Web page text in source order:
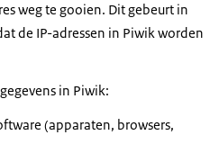
weg te gooien. Dit gebeurt in
de IP-adressen in Piwik worden
in Piwik:
(apparaten, browsers,